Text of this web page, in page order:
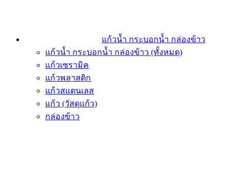
แก้วน้ำ กระบอกน้ำ กล่องข้าว
แก้วน้ำ กระบอกน้ำ กล่องข้าว (ทั้งหมด)
แก้วเซรามิค
แก้วพลาสติก
แก้วสแตนเลส
แก้ว (วัสดุแก้ว)
กล่องข้าว